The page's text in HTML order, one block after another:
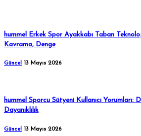
hummel Erkek Spor Ayakkabı Taban
Kavrama, Denge
Güncel 13 Mayıs 2026
hummel Sporcu Sütyeni Kullanıcı Yorumları:
Dayanıklılık
Güncel 13 Mayıs 2026